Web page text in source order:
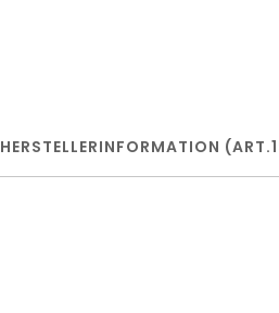
HERSTELLERINFORMATION